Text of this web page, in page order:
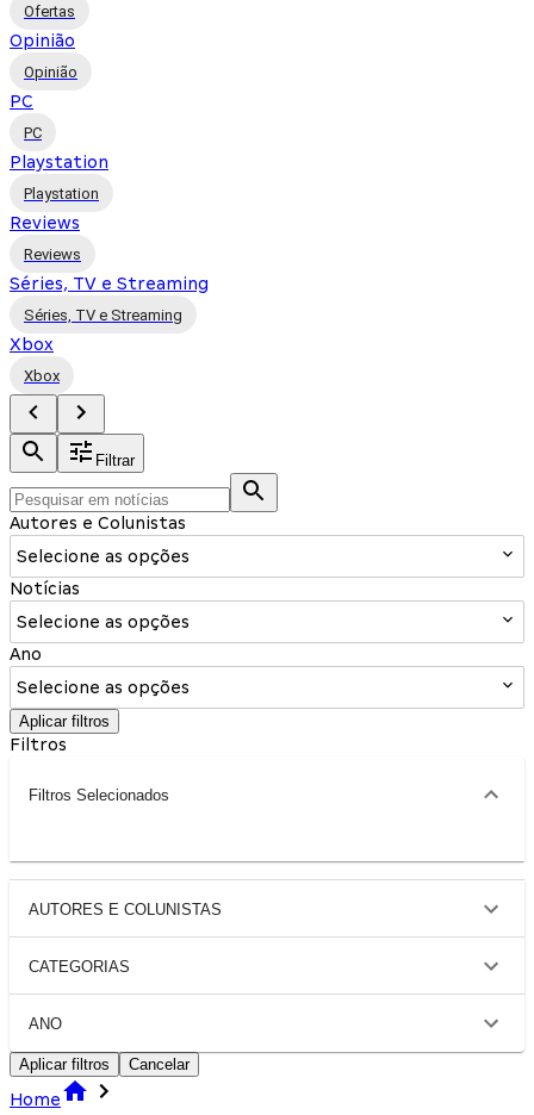
Ofertas
Opinião
Opinião
PC
PC
Playstation
Playstation
Reviews
Reviews
Séries, TV e Streaming
Séries, TV e Streaming
Xbox
Xbox
Filtrar
Autores e Colunistas
Selecione as opções
Notícias
Selecione as opções
Ano
Selecione as opções
Aplicar filtros
Filtros
Filtros Selecionados
AUTORES E COLUNISTAS
CATEGORIAS
ANO
Aplicar filtros Cancelar
Home